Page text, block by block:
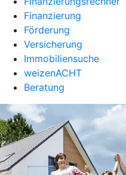
Finanzierung
Förderung
Versicherung
Immobiliensuche
weizenACHT
Beratung